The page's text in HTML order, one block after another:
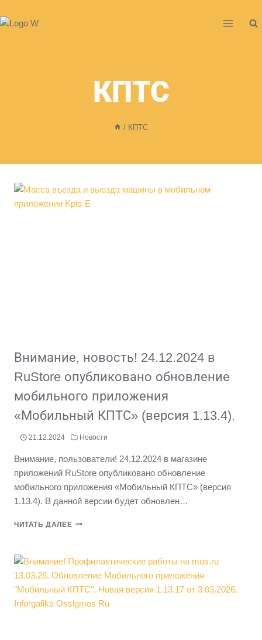
к
КПТС
/ КПТС
Внимание, новость! 24.12.2024 в
RuStore опубликовано обновление
мобильного приложения
«Мобильный КПТС» (версия 1.13.4).
21.12.2024 Новости
Внимание, пользователи! 24.12.2024 в магазине
приложений RuStore опубликовано обновление
мобильного приложения «Мобильный КПТС» (версия
1.13.4). В данной версии будет обновлен…
ЧИТАТЬ ДАЛЕЕ ВНИМАНИЕ,
RUSTORE
ОПУБЛИКОВАНО
ОБНОВЛЕНИЕ
МОБИЛЬНОГО
ПРИЛОЖЕНИЯ